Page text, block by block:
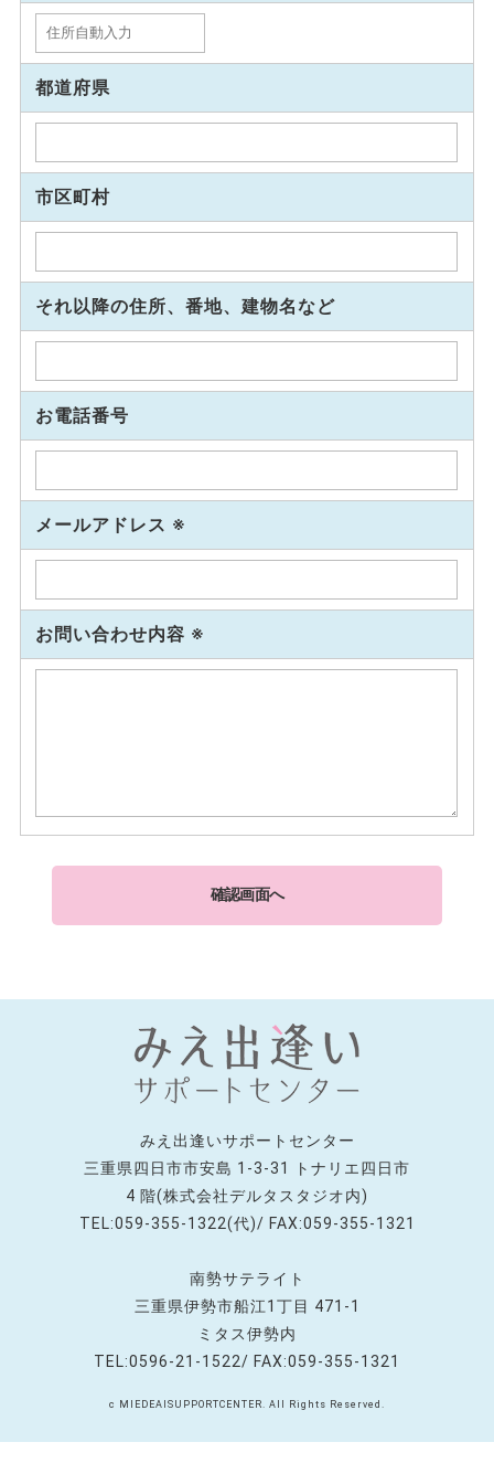
都道府県
市区町村
それ以降の住所、番地、建物名など
お電話番号
メールアドレス ※
お問い合わせ内容 ※
みえ出逢いサポートセンター
三重県四日市市安島 1-3-31 トナリエ四日市
4 階(株式会社デルタスタジオ内)
TEL:059-355-1322(代)/ FAX:059-355-1321
南勢サテライト
三重県伊勢市船江1丁目 471-1
ミタス伊勢内
TEL:0596-21-1522/ FAX:059-355-1321
c MIEDEAISUPPORTCENTER. All Rights Reserved.